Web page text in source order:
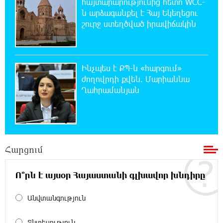
Ճապոնական Յակիշիմե կերամիկայի
ցուցահանդեսը երկարաձգվել է մինչև
օգոստոսի 30-ը
19:55:28 8-08-2026
Որոնվում է նախաձեռնված քրեական
վարույթի շրջանակներում
19:37:10 8-08-2026
Փաշինյանն ու Թրամփը հեռախոսազրույց
են ունեցել
Չհանե´ս խաչդ, Հայաստան աշխարհ․ Ուժեղ
Հայաստան
19:18:03 8-08-2026
Էթնա հրաբխի ժայթքման պատճառով
ն արձագանքել է Հայ Եկեղեցու
շուրջ ստեղծված իրավիճակին
Ինչպես է ՔՊ-ն «հարգում»
ժողովրդի քվեն. Մարիաննա
Ղահրամանյան
Հարցում
Ո՞րն է այսօր Հայաստանի գլխավոր խնդիրը
Անվտանգություն